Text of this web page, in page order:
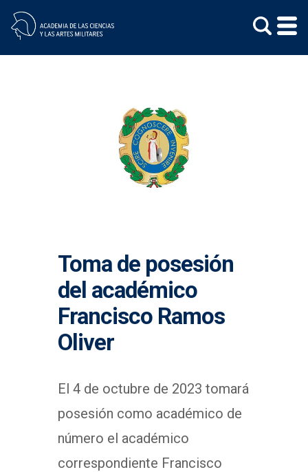
Toma de posesión
del académico
Francisco Ramos
Oliver
El 4 de octubre de 2023 tomará
posesión como académico de
número el académico
correspondiente Francisco